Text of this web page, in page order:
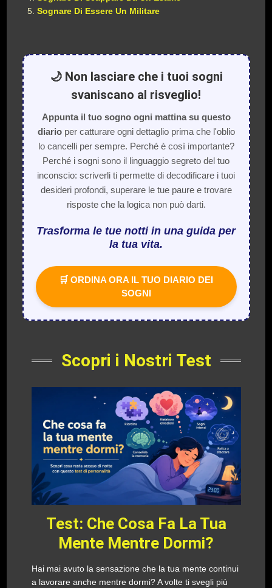
Sognare Di Essere Un Militare
🌙 Non lasciare che i tuoi sogni
svaniscano al risveglio!
Appunta il tuo sogno ogni mattina su questo
diarioper catturare ogni dettaglio prima che l'oblio
lo cancelli per sempre. Perché è così importante?
Perché i sogni sono il linguaggio segreto del tuo
inconscio: scriverli ti permette di decodificare i tuoi
desideri profondi, superare le tue paure e trovare
risposte che la logica non può darti.
Trasforma le tue notti in una guida per
la tua vita.
🛒 ORDINA ORA IL TUO DIARIO DEI
SOGNI
Scopri i Nostri Test
Test: Che Cosa Fa La Tua
Mente Mentre Dormi?
Hai mai avuto la sensazione che la tua mente continui
a lavorare anche mentre dormi? A volte ti svegli più